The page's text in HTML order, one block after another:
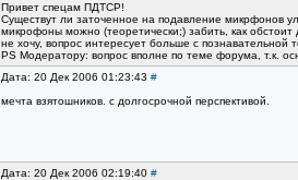
Привет спецам ПДТСР!
Существут ли заточенное на подавление микрфонов
микрофоны можно (теоретически;) забить, как
не хочу, вопрос интересует больше с познавательной
PS Модератору: вопрос вполне по теме форума, т.к.
Дата: 20 Дек 2006 01:23:43 #
мечта взятошников. с долгосрочной перспективой.
Дата: 20 Дек 2006 02:19:40 #